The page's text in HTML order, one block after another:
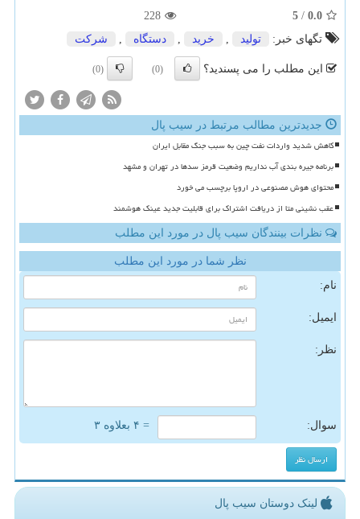
0.0
/
5
228
تگهای خبر:
تولید , خرید , دستگاه , شركت
این مطلب را می پسندید؟ (0)
(0)
جدیدترین مطالب مرتبط در سیب پال
کاهش شدید واردات نفت چین به سبب جنگ مقابل ایران
برنامه جیره بندی آب نداریم وضعیت قرمز سدها در تهران و مشهد
محتوای هوش مصنوعی در اروپا برچسب می خورد
عقب نشینی متا از دریافت اشتراک برای قابلیت جدید عینک هوشمند
نظرات بینندگان سیب پال در مورد این مطلب
نظر شما در مورد این مطلب
نام:
ایمیل:
نظر:
سوال: = ۴ بعلاوه ۳
لینک دوستان سیب پال